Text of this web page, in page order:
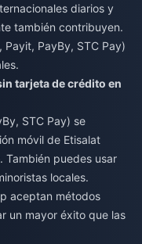
diarios y
también contribuyen.
Payit, PayBy, STC Pay)
tarjeta de crédito en
STC Pay) se
móvil de Etisalat
puedes usar
locales.
aceptan métodos
un mayor éxito que las